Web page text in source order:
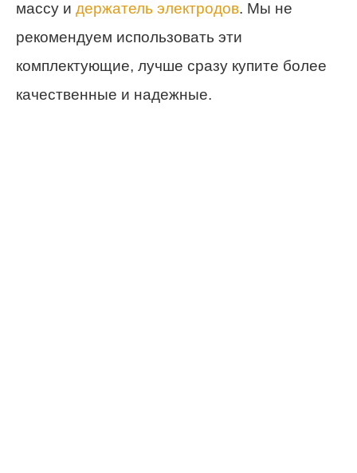
массу и держатель электродов. Мы не
рекомендуем использовать эти
комплектующие, лучше сразу купите более
качественные и надежные.